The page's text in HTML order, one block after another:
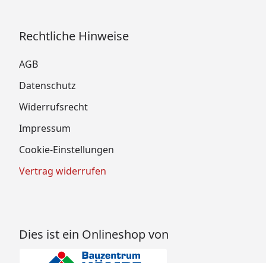
Rechtliche Hinweise
AGB
Datenschutz
Widerrufsrecht
Impressum
Cookie-Einstellungen
Vertrag widerrufen
Dies ist ein Onlineshop von